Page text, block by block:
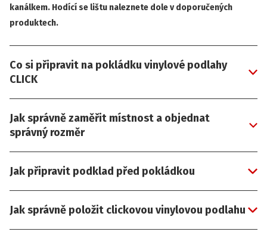
kanálkem. Hodící se lištu naleznete dole v doporučených
produktech.
Co si připravit na pokládku vinylové podlahy
CLICK
Jak správně zaměřit místnost a objednat
správný rozměr
Jak připravit podklad před pokládkou
Jak správně položit clickovou vinylovou podlahu